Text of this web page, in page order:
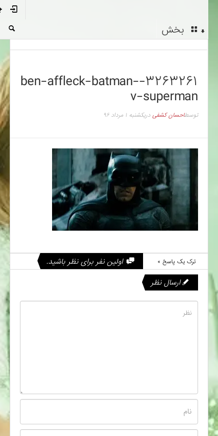
بخش
۳۲۶۳۲۶۱-ben-affleck-batman-
v-superman
توسطاحسان کشفیدریکشنبه ۱ مرداد ۹۶
اولین نفر برای نظر باشید. ترک یک پاسخ »
ارسال نظر